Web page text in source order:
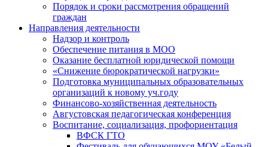
Порядок и сроки рассмотрения обращений
граждан
Направления деятельности
Надзор и контроль
Обеспечение питания в МОО
Оказание бесплатной юридической помощи
«Снижение бюрократической нагрузки»
Подготовка муниципальных образовательных
организаций к новому уч.году
Финансово-хозяйственная деятельность
Августовская педагогическая конференция
Воспитание, социализация, профориентация
ВФСК ГТО